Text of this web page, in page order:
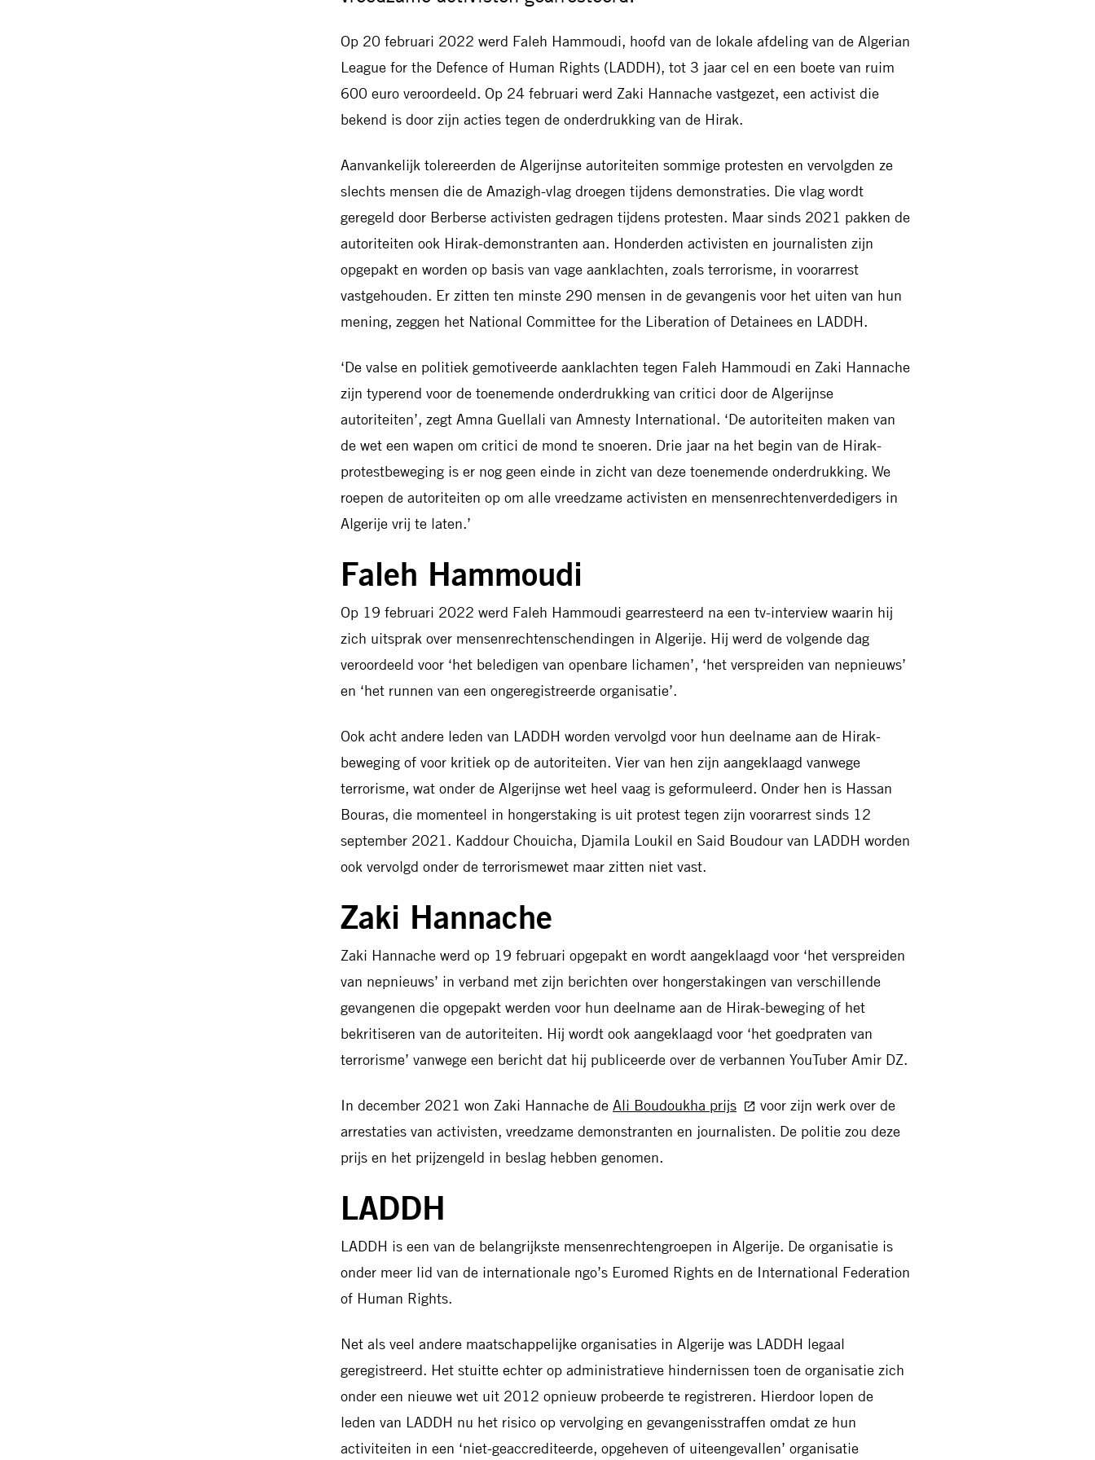
Op 20 februari 2022 werd Faleh Hammoudi, hoofd van de lokale afdeling van de Algerian
League for the Defence of Human Rights (LADDH), tot 3 jaar cel en een boete van ruim
600 euro veroordeeld. Op 24 februari werd Zaki Hannache vastgezet, een activist die
bekend is door zijn acties tegen de onderdrukking van de Hirak.
Aanvankelijk tolereerden de Algerijnse autoriteiten sommige protesten en vervolgden ze
slechts mensen die de Amazigh-vlag droegen tijdens demonstraties. Die vlag wordt
geregeld door Berberse activisten gedragen tijdens protesten. Maar sinds 2021 pakken de
autoriteiten ook Hirak-demonstranten aan. Honderden activisten en journalisten zijn
opgepakt en worden op basis van vage aanklachten, zoals terrorisme, in voorarrest
vastgehouden. Er zitten ten minste 290 mensen in de gevangenis voor het uiten van hun
mening, zeggen het National Committee for the Liberation of Detainees en LADDH.
‘De valse en politiek gemotiveerde aanklachten tegen Faleh Hammoudi en Zaki Hannache
zijn typerend voor de toenemende onderdrukking van critici door de Algerijnse
autoriteiten’, zegt Amna Guellali van Amnesty International. ‘De autoriteiten maken van
de wet een wapen om critici de mond te snoeren. Drie jaar na het begin van de Hirak-
protestbeweging is er nog geen einde in zicht van deze toenemende onderdrukking. We
roepen de autoriteiten op om alle vreedzame activisten en mensenrechtenverdedigers in
Algerije vrij te laten.’
Faleh Hammoudi
Op 19 februari 2022 werd Faleh Hammoudi gearresteerd na een tv-interview waarin hij
zich uitsprak over mensenrechtenschendingen in Algerije. Hij werd de volgende dag
veroordeeld voor ‘het beledigen van openbare lichamen’, ‘het verspreiden van nepnieuws’
en ‘het runnen van een ongeregistreerde organisatie’.
Ook acht andere leden van LADDH worden vervolgd voor hun deelname aan de Hirak-
beweging of voor kritiek op de autoriteiten. Vier van hen zijn aangeklaagd vanwege
terrorisme, wat onder de Algerijnse wet heel vaag is geformuleerd. Onder hen is Hassan
Bouras, die momenteel in hongerstaking is uit protest tegen zijn voorarrest sinds 12
september 2021. Kaddour Chouicha, Djamila Loukil en Said Boudour van LADDH worden
ook vervolgd onder de terrorismewet maar zitten niet vast.
Zaki Hannache
Zaki Hannache werd op 19 februari opgepakt en wordt aangeklaagd voor ‘het verspreiden
van nepnieuws’ in verband met zijn berichten over hongerstakingen van verschillende
gevangenen die opgepakt werden voor hun deelname aan de Hirak-beweging of het
bekritiseren van de autoriteiten. Hij wordt ook aangeklaagd voor ‘het goedpraten van
terrorisme’ vanwege een bericht dat hij publiceerde over de verbannen YouTuber Amir DZ.
In december 2021 won Zaki Hannache de Ali Boudoukha prijs
voor zijn werk over de
arrestaties van activisten, vreedzame demonstranten en journalisten. De politie zou deze
prijs en het prijzengeld in beslag hebben genomen.
LADDH
LADDH is een van de belangrijkste mensenrechtengroepen in Algerije. De organisatie is
onder meer lid van de internationale ngo’s Euromed Rights en de International Federation
of Human Rights.
Net als veel andere maatschappelijke organisaties in Algerije was LADDH legaal
geregistreerd. Het stuitte echter op administratieve hindernissen toen de organisatie zich
onder een nieuwe wet uit 2012 opnieuw probeerde te registreren. Hierdoor lopen de
leden van LADDH nu het risico op vervolging en gevangenisstraffen omdat ze hun
activiteiten in een ‘niet-geaccrediteerde, opgeheven of uiteengevallen’ organisatie